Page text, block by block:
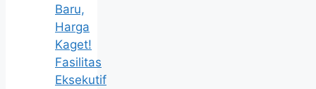
Baru,
Harga
Kaget!
Fasilitas
Eksekutif